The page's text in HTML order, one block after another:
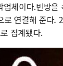
체이다.빈방
연결해 준다.
집계됐다.